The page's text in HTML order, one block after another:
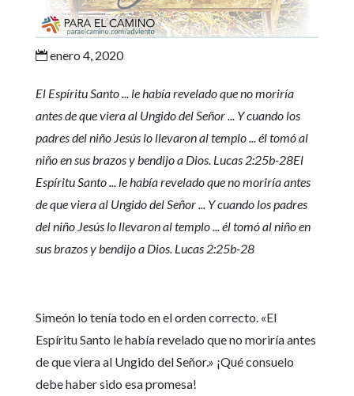
enero 4, 2020
El Espíritu Santo ... le había revelado que no moriría
antes de que viera al Ungido del Señor ... Y cuando los
padres del niño Jesús lo llevaron al templo ... él tomó al
niño en sus brazos y bendijo a Dios. Lucas 2:25b-28El
Espíritu Santo ... le había revelado que no moriría antes
de que viera al Ungido del Señor ... Y cuando los padres
del niño Jesús lo llevaron al templo ... él tomó al niño en
sus brazos y bendijo a Dios. Lucas 2:25b-28
Simeón lo tenía todo en el orden correcto. «El
Espíritu Santo le había revelado que no moriría antes
de que viera al Ungido del Señor.» ¡Qué consuelo
debe haber sido esa promesa!